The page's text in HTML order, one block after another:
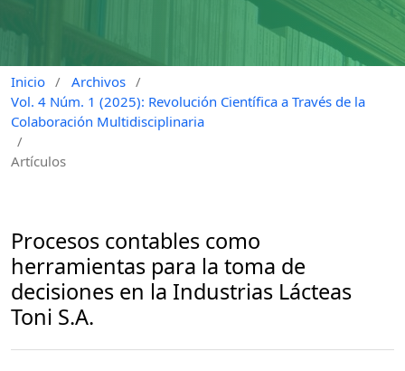
Inicio / Archivos /
Vol. 4 Núm. 1 (2025): Revolución Científica a Través de la
Colaboración Multidisciplinaria
/
Artículos
Procesos contables como
herramientas para la toma de
decisiones en la Industrias Lácteas
Toni S.A.